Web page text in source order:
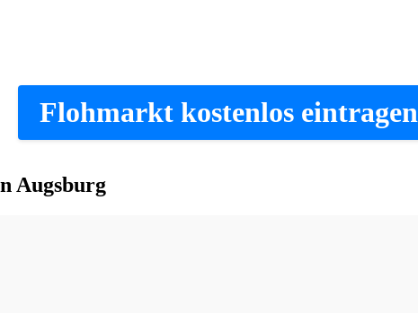
Flohmarkt kostenlos eintragen
Augsburg